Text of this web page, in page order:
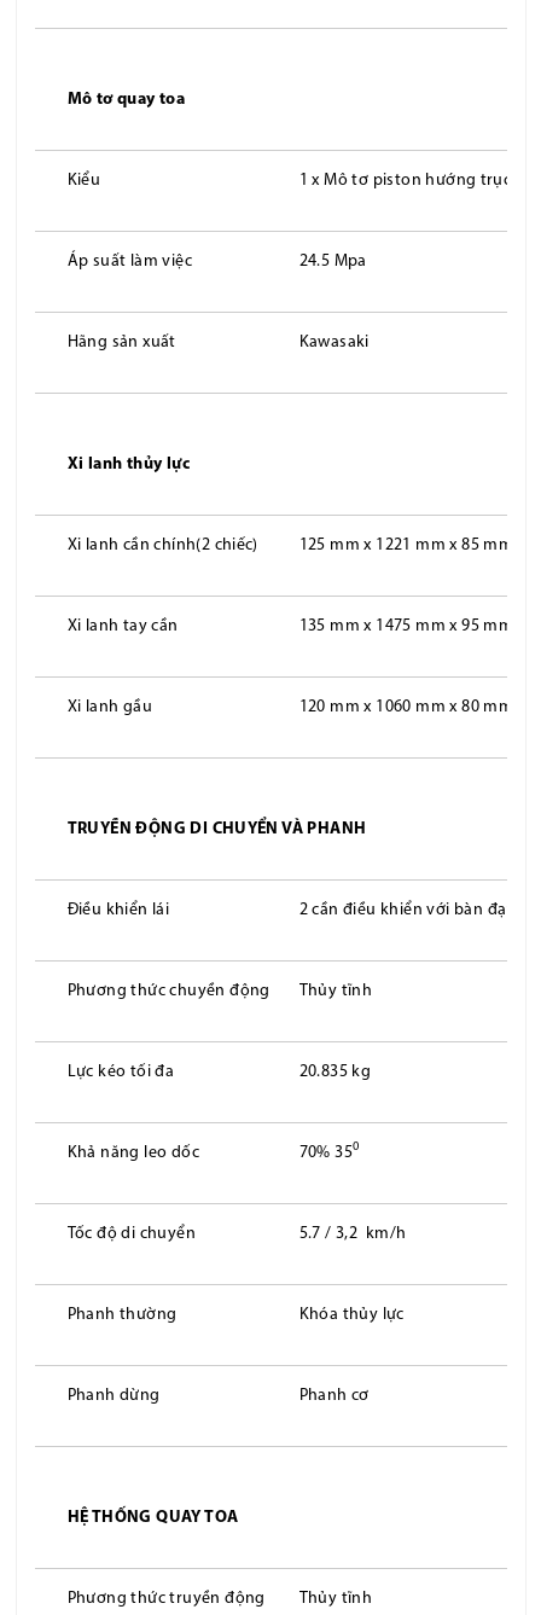
Mô tơ quay toa
Kiểu 1 x Mô tơ piston hướng trục
Áp suất làm việc 24.5 Mpa
Hãng sản xuất Kawasaki
Xi lanh thủy lực
Xi lanh cần chính(2 chiếc) 125 mm x 1221 mm x 85 mm
Xi lanh tay cần 135 mm x 1475 mm x 95 mm
Xi lanh gầu 120 mm x 1060 mm x 80 mm
TRUYỀN ĐỘNG DI CHUYỂN VÀ PHANH
Điều khiển lái 2 cần điều khiển với bàn đạp
Phương thức chuyền động Thủy tĩnh
Lực kéo tối đa 20.835 kg
Khả năng leo dốc 70% 350
Tốc độ di chuyển 5.7 / 3,2 km/h
Phanh thường Khóa thủy lực
Phanh dừng Phanh cơ
HỆ THỐNG QUAY TOA
Phương thức truyền động Thủy tĩnh